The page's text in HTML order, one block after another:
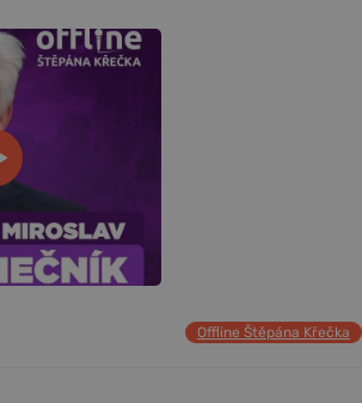
Offline Štěpána Křečka